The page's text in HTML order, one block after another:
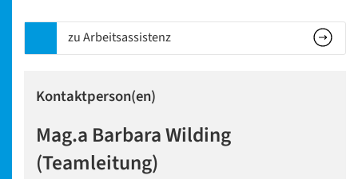
zu Arbeitsassistenz
Kontaktperson(en)
Mag.a Barbara Wilding
(Teamleitung)